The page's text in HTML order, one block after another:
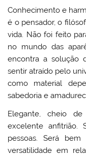
Conhecimento e
é o pensador, o
vida. Não foi feito
no mundo das
encontra a solução
sentir atraído pelo
como material
sabedoria e
Elegante, cheio
excelente anfitrião.
pessoas. Será
versatilidade em